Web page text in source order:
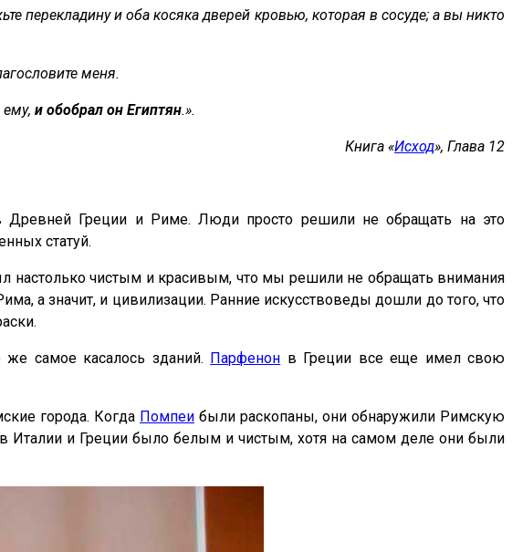
перекладину и оба косяка дверей кровью, которая в сосуде; а вы никто
меня.
и обобрал он Египтян.».
Книга «Исход», Глава 12
Древней Греции и Риме. Люди просто решили не обращать на это
статуй.
настолько чистым и красивым, что мы решили не обращать внимания
а значит, и цивилизации. Ранние искусствоведы дошли до того, что
же самое касалось зданий. Парфенон в Греции все еще имел свою
города. Когда Помпеи были раскопаны, они обнаружили Римскую
Италии и Греции было белым и чистым, хотя на самом деле они были